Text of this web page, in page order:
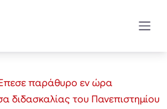
παράθυρο εν ώρα
διδασκαλίας του Πανεπιστημίου